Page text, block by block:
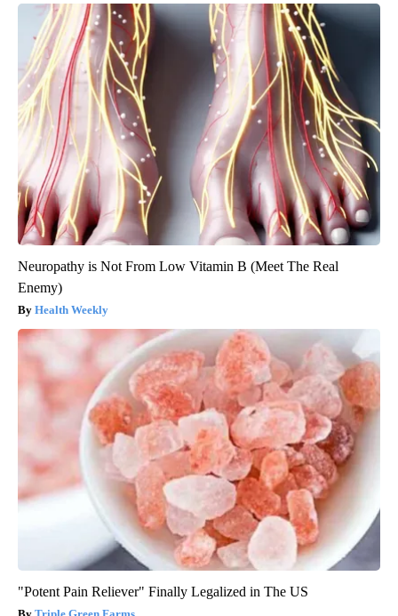
Neuropathy is Not From Low Vitamin B (Meet The Real
Enemy)
Health Weekly
"Potent Pain Reliever" Finally Legalized in The US